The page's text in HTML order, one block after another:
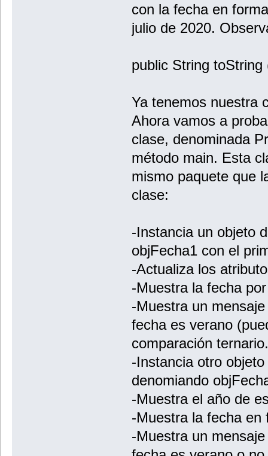
con la fecha en
julio de 2020.
public String toString
Ya tenemos nuestra
Ahora vamos a
clase, denominada
método main. Esta
mismo paquete que
clase:
-Instancia un objeto
objFecha1 con el
-Actualiza los
-Muestra la fecha
-Muestra un
fecha es verano
comparación
-Instancia otro
denomiando
-Muestra el año de
-Muestra la fecha en
-Muestra un